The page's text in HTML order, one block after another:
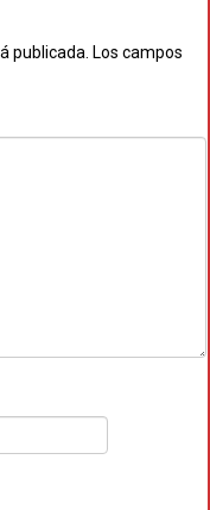
publicada. Los campos